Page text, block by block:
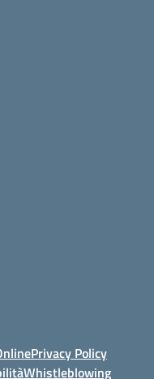
Privacy Policy
Whistleblowing